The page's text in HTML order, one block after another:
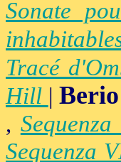
Sonate
Tracé
Hill |Berio
,
Sequenza